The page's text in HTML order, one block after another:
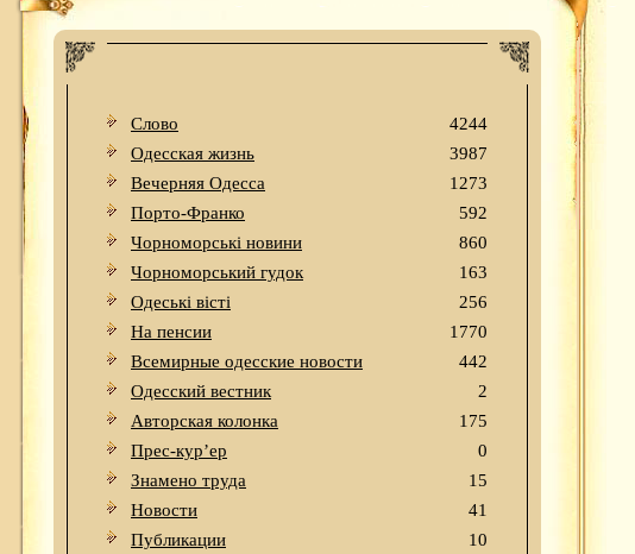
Слово
4244
Одесская жизнь
3987
Вечерняя Одесса
1273
Порто-Франко
592
Чорноморські новини
860
Чорноморський гудок
163
Одеськi вiстi
256
На пенсии
1770
Всемирные одесские новости
442
Одесский вестник
2
Авторская колонка
175
Прес-кур’ер
0
Знамено труда
15
Новости
41
Публикации
10